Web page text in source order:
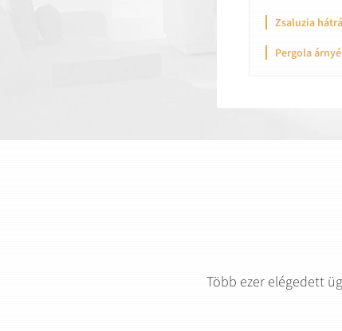
Zsaluzia
Pergola
Több ezer elégedett